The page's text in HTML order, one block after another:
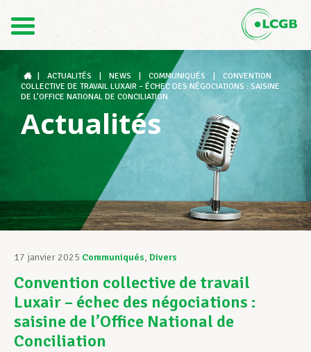
DE
Le LCGB
Structures syndicales
Assistance au Travail
Vos droits
Assistance en vie privée
ACTUALITÉS NEWS COMMUNIQUÉS
CONVENTION
COLLECTIVE DE TRAVAIL LUXAIR – ÉCHEC DES NÉGOCIATIONS : SAISINE
DE L’OFFICE NATIONAL DE CONCILIATION
Actualités
17 janvier 2025 Communiqués, Divers
Convention collective de travail
Luxair – échec des négociations :
saisine de l’Office National de
Conciliation